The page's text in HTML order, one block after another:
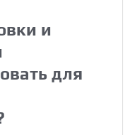
и
для